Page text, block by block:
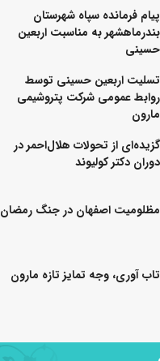
پیام فرمانده سپاه شهرستان
بندرماهشهر به مناسبت اربعین
حسینی
تسلیت اربعین حسینی توسط
روابط عمومی شرکت پتروشیمی
مارون
گزیده‌ای از تحولات هلال‌احمر در
دوران دکتر کولیوند
مظلومیت اصفهان در جنگ رمضان
تاب آوری، وجه تمایز تازه مارون